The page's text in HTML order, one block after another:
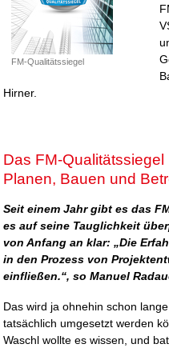
FM-Qualitätssiegel
Hirner.
Das FM-Qualitätssiegel
Planen, Bauen und
Seit einem Jahr gibt es das
es auf seine Tauglichkeit
von Anfang an klar: „Die
in den Prozess von
einfließen.“, so Manuel
Das wird ja ohnehin schon
tatsächlich umgesetzt werden
Waschl wollte es wissen, und